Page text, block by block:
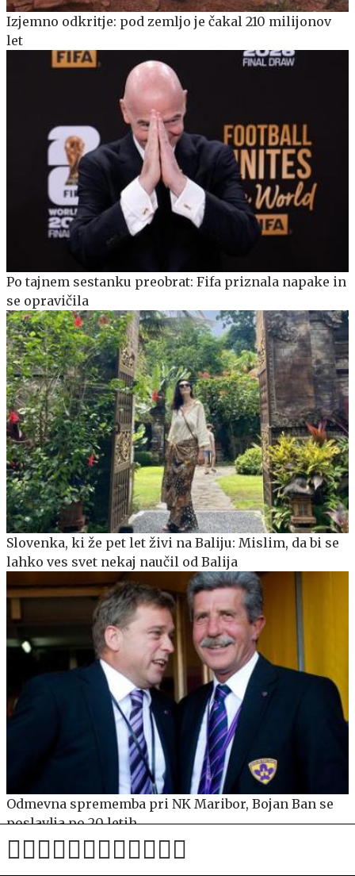
Izjemno odkritje: pod zemljo je čakal 210 milijonov
let
Po tajnem sestanku preobrat: Fifa priznala napake in
se opravičila
Slovenka, ki že pet let živi na Baliju: Mislim, da bi se
lahko ves svet nekaj naučil od Balija
Odmevna sprememba pri NK Maribor, Bojan Ban se
poslavlja po 20 letih